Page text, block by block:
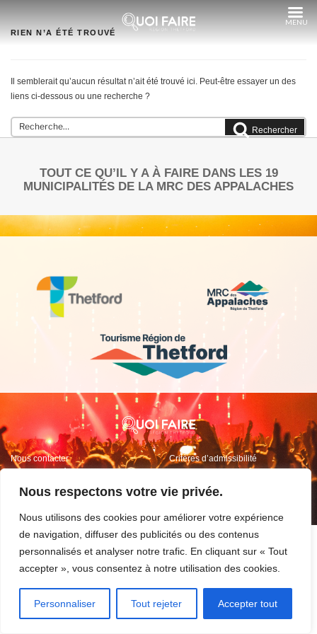
Nous respectons votre vie privée.
Nous utilisons des cookies pour améliorer votre expérience
de navigation, diffuser des publicités ou des contenus
personnalisés et analyser notre trafic. En cliquant sur « Tout
accepter », vous consentez à notre utilisation des cookies.
Personnaliser Tout rejeter Accepter tout
contenu
RIEN N’A ÉTÉ TROUVÉ
Il semblerait qu’aucun résultat n’ait été trouvé ici. Peut-être essayer un des
liens ci-dessous ou une recherche ?
Rechercher :
Rechercher
TOUT CE QU’IL Y A À FAIRE DANS LES 19
MUNICIPALITÉS DE LA MRC DES APPALACHES
Nous contacter
Découvrir la région
Inscrire un événement
Critères d’admissibilité